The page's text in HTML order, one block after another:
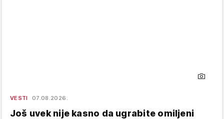
VESTI 07.08.2026.
Još uvek nije kasno da ugrabite omiljeni